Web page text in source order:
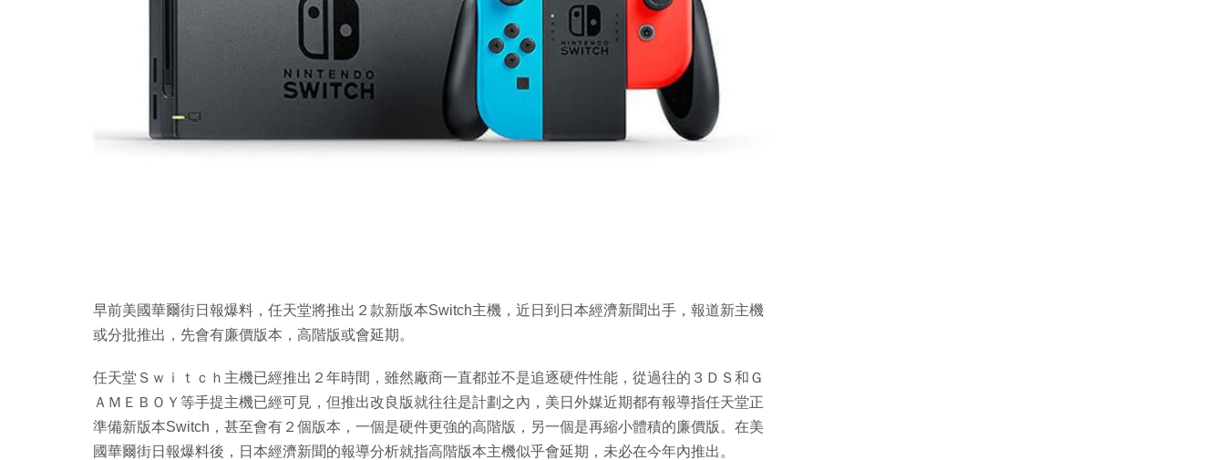
早前美國華爾街日報爆料，任天堂將推出２款新版本Switch主機，近日到日本經濟新聞出手，報道新主機
或分批推出，先會有廉價版本，高階版或會延期。
任天堂Ｓｗｉｔｃｈ主機已經推出２年時間，雖然廠商一直都並不是追逐硬件性能，從過往的３ＤＳ和Ｇ
ＡＭＥＢＯＹ等手提主機已經可見，但推出改良版就往往是計劃之內，美日外媒近期都有報導指任天堂正
準備新版本Switch，甚至會有２個版本，一個是硬件更強的高階版，另一個是再縮小體積的廉價版。在美
國華爾街日報爆料後，日本經濟新聞的報導分析就指高階版本主機似乎會延期，未必在今年內推出。